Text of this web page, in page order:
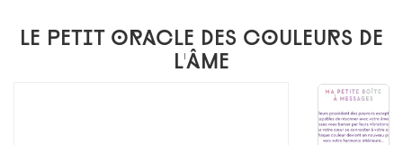
Le petit oracle des couleurs de
l'âme